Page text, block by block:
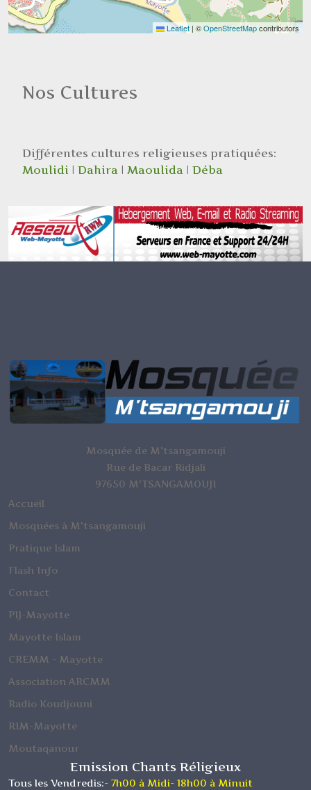
Leaflet | ©OpenStreetMapcontributors
Nos Cultures
Différentes cultures religieuses pratiquées:
Moulidi | Dahira | Maoulida | Déba
Mosquée de M'tsangamouji
Rue de Bacar Ridjali
97650 M'TSANGAMOUJI
Accueil
Mosquées à M'tsangamouji
Pratique Islam
Flash Info
Contact
PIJ-Mayotte
Mayotte Islam
CREMM - Mayotte
Association ARCMM
Radio Koudjouni
RIM-Mayotte
Moutaqanour
Emission Chants Réligieux
Tous les Vendredis:- 7h00 à Midi- 18h00 à Minuit